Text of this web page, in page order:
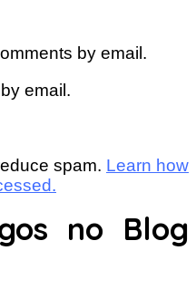
by email.
email.
spam. Learn how
no Blog